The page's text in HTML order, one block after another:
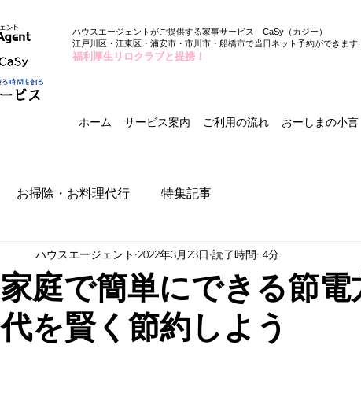
ハウスエージェントがご提供する家事サービス CaSy （カジー）
江戸川区・江東区・浦安市・市川市・船橋市で当日ネット予約ができます
福利厚生リロクラブと提携！
ホーム サービス案内 ご利用の流れ おーしまの小言
お掃除・お料理代行 特集記事
家庭で簡単にできる節
代を賢く節約しよう
ハウスエージェント 2022年3月23日 読了時間: 4分